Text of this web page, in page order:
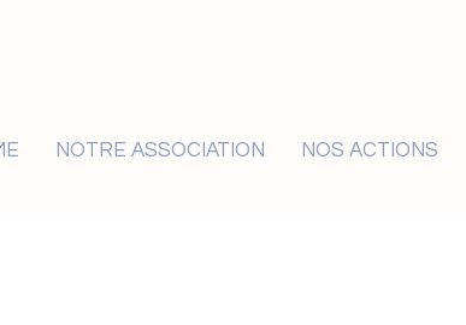
NOTRE ASSOCIATION NOS ACTIONS